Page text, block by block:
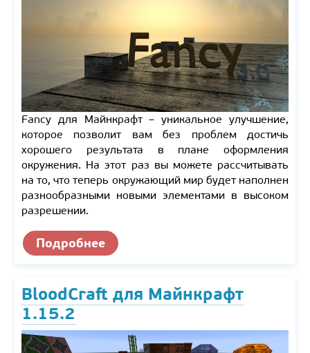
Fancy для Майнкрафт – уникальное улучшение,
которое позволит вам без проблем достичь
хорошего результата в плане оформления
окружения. На этот раз вы можете рассчитывать
на то, что теперь окружающий мир будет наполнен
разнообразными новыми элементами в высоком
разрешении.
Подробнее
BloodCraft для Майнкрафт
1.15.2